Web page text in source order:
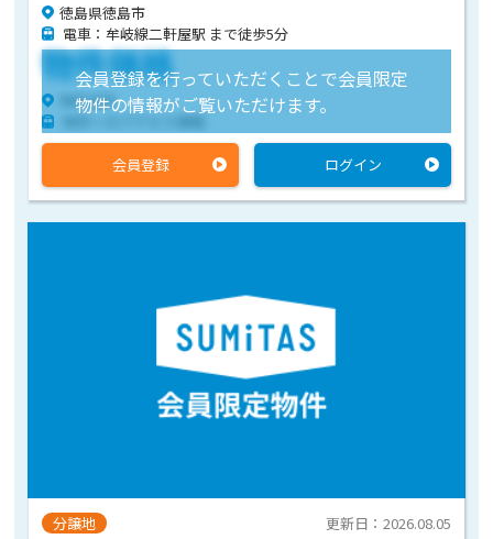
徳島県徳島市
電車：牟岐線二軒屋駅 まで徒歩5分
会員登録を行っていただくことで会員限定
物件の情報がご覧いただけます。
物件価格
物件住所
物件へのアクセス情報
会員登録 ログイン
分譲地
更新日：2026.08.05